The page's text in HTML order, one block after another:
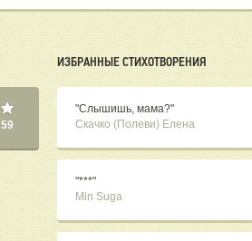
59
ИЗБРАННЫЕ СТИХОТВОРЕНИЯ
"Слышишь, мама?"
Скачко (Полеви) Елена
"***"
Min Suga